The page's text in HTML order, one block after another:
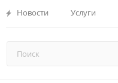
Новости Услуги